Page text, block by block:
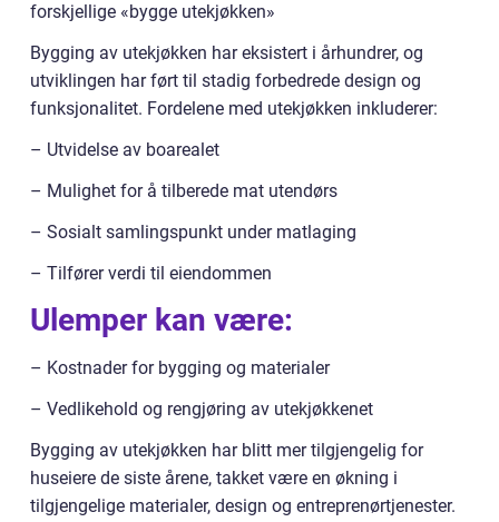
forskjellige «bygge utekjøkken»
Bygging av utekjøkken har eksistert i århundrer, og
utviklingen har ført til stadig forbedrede design og
funksjonalitet. Fordelene med utekjøkken inkluderer:
– Utvidelse av boarealet
– Mulighet for å tilberede mat utendørs
– Sosialt samlingspunkt under matlaging
– Tilfører verdi til eiendommen
Ulemper kan være:
– Kostnader for bygging og materialer
– Vedlikehold og rengjøring av utekjøkkenet
Bygging av utekjøkken har blitt mer tilgjengelig for
huseiere de siste årene, takket være en økning i
tilgjengelige materialer, design og entreprenørtjenester.